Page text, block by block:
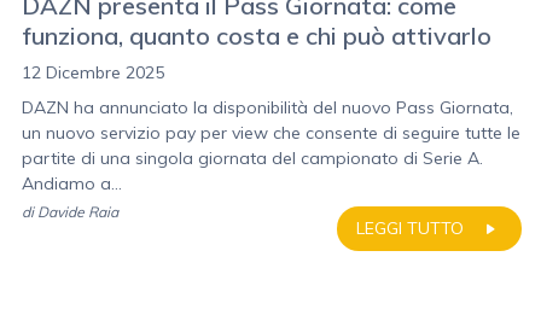
funziona, quanto costa e chi può attivarlo
12 Dicembre 2025
DAZN ha annunciato la disponibilità del nuovo Pass Giornata,
un nuovo servizio pay per view che consente di seguire tutte le
partite di una singola giornata del campionato di Serie A.
Andiamo a...
LEGGI TUTTO
di Davide Raia